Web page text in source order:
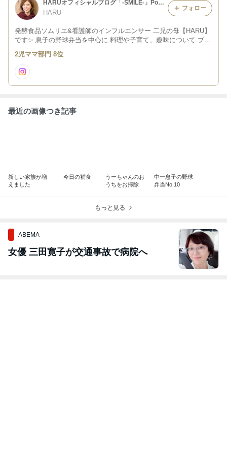
HARUオフィシャルブログ「-SMILE-」Powered by Ameba
HARU
発酵食品ソムリエ&看護師のインフルエンサー 二児の母【HARU】
です✨ 息子の野球弁当を中心に 料理や子育て、趣味について ブロ
グを書いています。 是非フォローお願いします❤️
フォロー
2児ママ部門 8位
最近の画像つき記事
新しい家族が増
えました
今日の補食
うーちゃんのお
うちをお掃除
中一息子の野球
弁当No.10
もっと見る
ABEMA
女優 三田寛子が交通事故で病院へ